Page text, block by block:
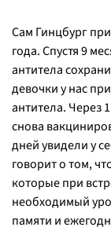
Сам Гинцбург
года. Спустя 9
антитела
девочки у нас
антитела. Через
снова
дней увидели у
говорит о том,
которые при
необходимый
памяти и